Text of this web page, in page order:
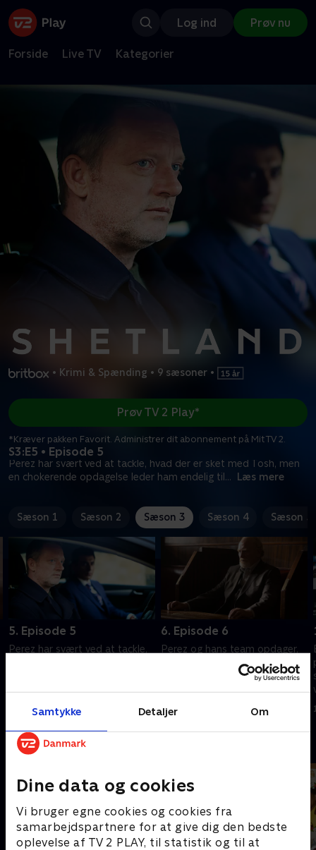
Samtykke Detaljer Om
Dine data og cookies
Vi bruger egne cookies og cookies fra
samarbejdspartnere for at give dig den bedste
oplevelse af TV 2 PLAY, til statistik og til at
Log ind Prøv nu
Forside Live TV Kategorier
• Krimi & Spænding • 9 sæsoner •
S3:E5 • Episode 5
Perez har svært ved at tackle, hvad der er sket med Tosh, men
en chokerende opdagelse leder ham endelig til ... Læs mere
Prøv TV 2 Play*
*Kræver pakken Favorit. Administrer dit abonnement på Mit TV 2.
Sæson 1 Sæson 2 Sæson 3 Sæson 4 Sæson 5
5. Episode 5
Perez har svært ved at tackle,
skulle vidne imod.
1. maj 2023 • 57 min
6. Episode 6
Perez og hans team opdager,
at den ansvarlige person for
Robbie Morton og Michael
regnet med.
1. maj 2023 • 57 min
Andre så også